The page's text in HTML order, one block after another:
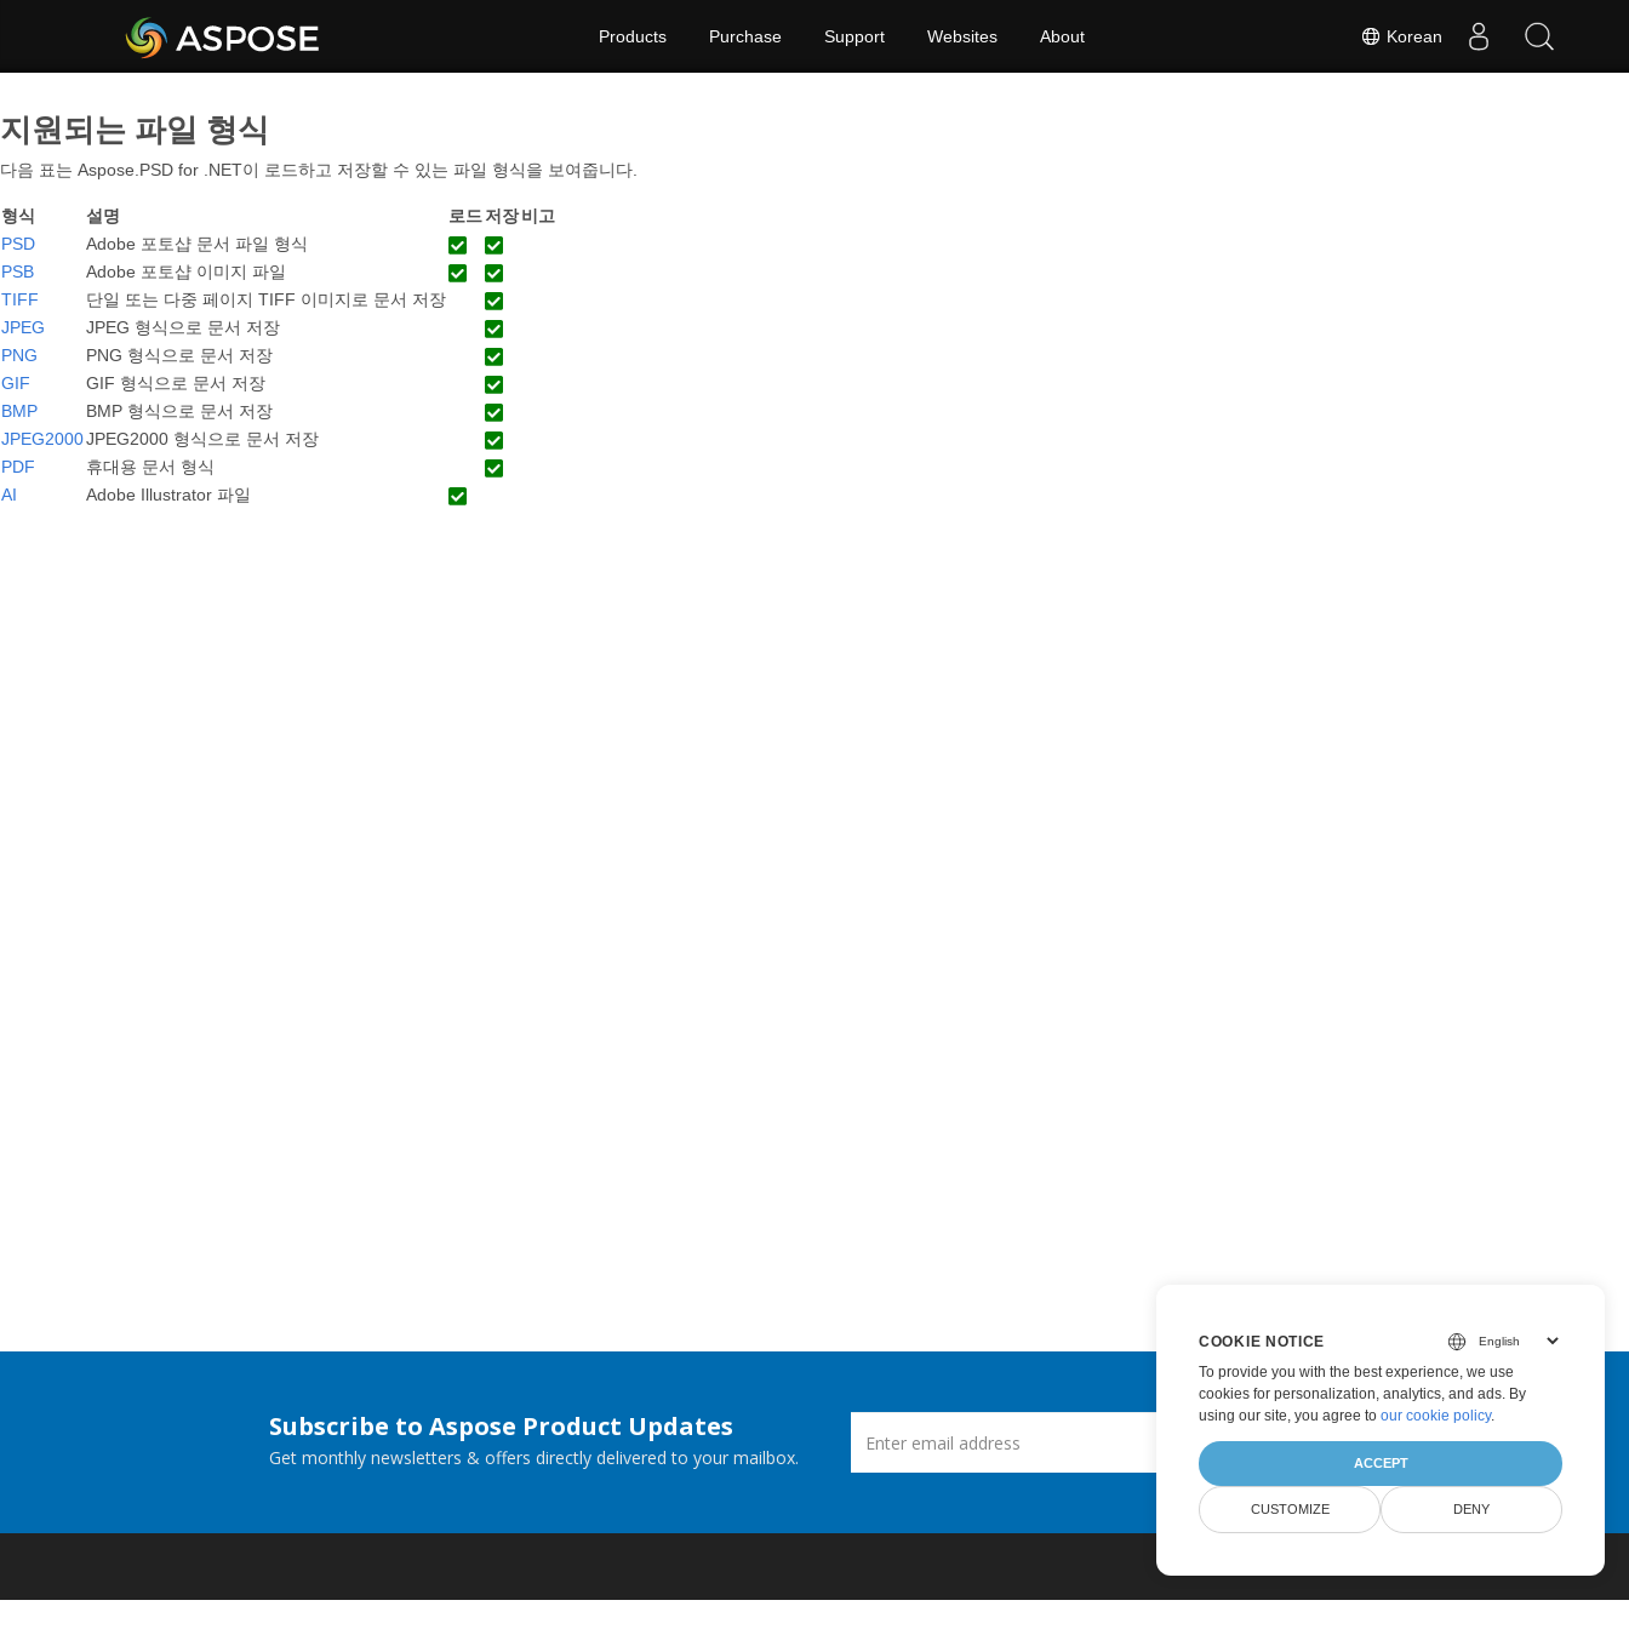
Korean
Products Purchase Support Websites About
지원되는 파일 형식
다음 표는 Aspose.PSD for .NET이 로드하고 저장할 수 있는 파일 형식을 보여줍니다.
형식 설명 로드 저장비고
PSD
Adobe 포토샵 문서 파일 형식
PSB
Adobe 포토샵 이미지 파일
TIFF
단일 또는 다중 페이지 TIFF 이미지로 문서 저장
JPEG
JPEG 형식으로 문서 저장
PNG
PNG 형식으로 문서 저장
GIF
GIF 형식으로 문서 저장
BMP
BMP 형식으로 문서 저장
JPEG2000JPEG2000 형식으로 문서 저장
PDF
휴대용 문서 형식
AI
Adobe Illustrator 파일
Subscribe to Aspose Product Updates
Get monthly newsletters & offers directly delivered to your mailbox.
Submit
COOKIE NOTICE
To provide you with the best experience, we use
cookies for personalization, analytics, and ads. By
using our site, you agree to our cookie policy.
ACCEPT
CUSTOMIZE DENY